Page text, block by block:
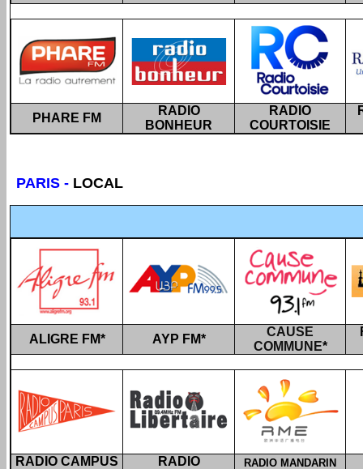
PHARE FM
RADIO
BONHEUR
RADIO
COURTOISIE
PARIS - LOCAL
ALIGRE FM* AYP FM*
CAUSE
COMMUNE*
RADIO CAMPUS RADIO RADIO MANDARIN